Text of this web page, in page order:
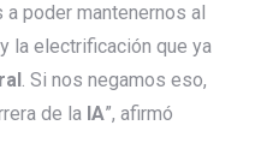
a poder mantenernos al
la electrificación que ya
. Si nos negamos eso,
de la IA”, afirmó